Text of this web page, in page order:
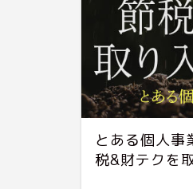
とある個人事
税&財テクを